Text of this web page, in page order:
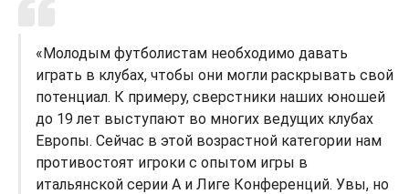
«Молодым футболистам необходимо давать
играть в клубах, чтобы они могли раскрывать свой
потенциал. К примеру, сверстники наших юношей
до 19 лет выступают во многих ведущих клубах
Европы. Сейчас в этой возрастной категории нам
противостоят игроки с опытом игры в
итальянской серии А и Лиге Конференций. Увы, но